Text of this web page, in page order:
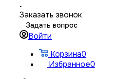
Заказать звонок
Задать вопрос
Войти
Корзина0
Избранное0